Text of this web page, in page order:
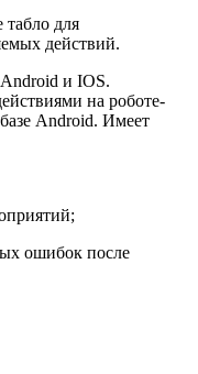
табло для
действий.
и IOS.
на роботе-
Android. Имеет
ошибок после